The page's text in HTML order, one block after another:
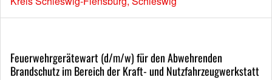
Feuerwehrgerätewart (d/m/w) für den Abwehrenden
Brandschutz im Bereich der Kraft- und Nutzfahrzeugwerkstatt